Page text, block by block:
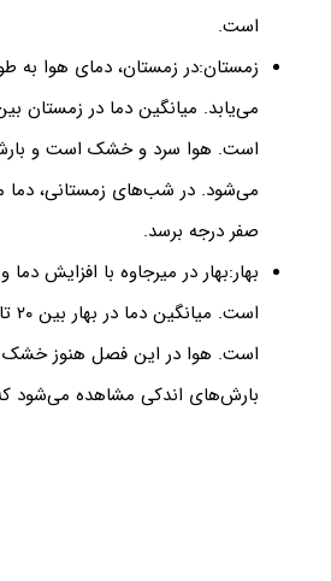
است.
زمستان:در زمستان، دمای هوا به
است. هوا سرد و خشک است و
می‌شود. در شب‌های زمستانی،
صفر درجه برسد.
بهار:بهار در میرجاوه با افزایش
است. هوا در این فصل هنوز خشک
بارش‌های اندکی مشاهده می‌شود